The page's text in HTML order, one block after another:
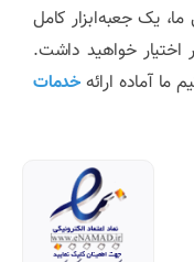
یک جعبه‌ابزار کامل
اختیار خواهید داشت.
ما آماده ارائهخدمات